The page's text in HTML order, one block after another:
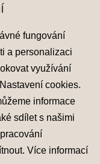
s.r.o.
fungování
a personalizaci
využívání
Nastavení cookies.
informace
sdílet s našimi
. Více informací